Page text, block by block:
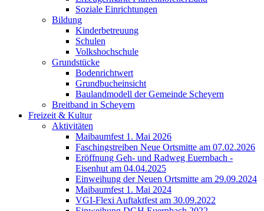
Soziale Einrichtungen
Bildung
Kinderbetreuung
Schulen
Volkshochschule
Grundstücke
Bodenrichtwert
Grundbucheinsicht
Baulandmodell der Gemeinde Scheyern
Breitband in Scheyern
Freizeit & Kultur
Aktivitäten
Maibaumfest 1. Mai 2026
Faschingstreiben Neue Ortsmitte am 07.02.2026
Eröffnung Geh- und Radweg Euernbach -
Eisenhut am 04.04.2025
Einweihung der Neuen Ortsmitte am 29.09.2024
Maibaumfest 1. Mai 2024
VGI-Flexi Auftaktfest am 30.09.2022